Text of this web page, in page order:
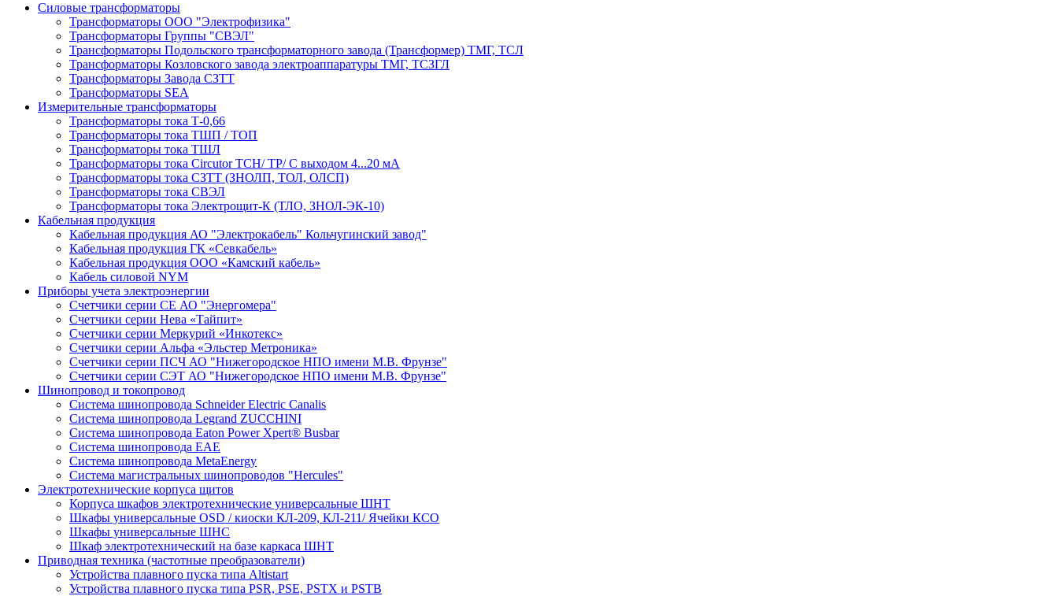
Силовые трансформаторы
Трансформаторы ООО "Электрофизика"
Трансформаторы Группы "СВЭЛ"
Трансформаторы Подольского трансформаторного завода (Трансформер) ТМГ, ТСЛ
Трансформаторы Козловского завода электроаппаратуры ТМГ, ТСЗГЛ
Трансформаторы Завода СЗТТ
Трансформаторы SEA
Измерительные трансформаторы
Трансформаторы тока Т-0,66
Трансформаторы тока ТШП / ТОП
Трансформаторы тока ТШЛ
Трансформаторы тока Circutor TCH/ TP/ С выходом 4...20 мА
Трансформаторы тока СЗТТ (ЗНОЛП, ТОЛ, ОЛСП)
Трансформаторы тока СВЭЛ
Трансформаторы тока Электрощит-К (ТЛО, ЗНОЛ-ЭК-10)
Кабельная продукция
Кабельная продукция АО "Электрокабель" Кольчугинский завод"
Кабельная продукция ГК «Севкабель»
Кабельная продукция ООО «Камский кабель»
Кабель силовой NYM
Приборы учета электроэнергии
Счетчики серии СЕ АО "Энергомера"
Счетчики серии Нева «Тайпит»
Счетчики серии Меркурий «Инкотекс»
Счетчики серии Альфа «Эльстер Метроника»
Счетчики серии ПСЧ АО "Нижегородское НПО имени М.В. Фрунзе"
Счетчики серии СЭТ АО "Нижегородское НПО имени М.В. Фрунзе"
Шинопровод и токопровод
Система шинопровода Schneider Electric Canalis
Система шинопровода Legrand ZUCCHINI
Система шинопровода Eaton Power Xpert® Busbar
Система шинопровода EAE
Система шинопровода MetaEnergy
Система магистральных шинопроводов "Hercules"
Электротехнические корпуса щитов
Корпуса шкафов электротехнические универсальные ШНТ
Шкафы универсальные OSD / киоски КЛ-209, КЛ-211/ Ячейки КСО
Шкафы универсальные ШНС
Шкаф электротехнический на базе каркаса ШНТ
Приводная техника (частотные преобразователи)
Устройства плавного пуска типа Altistart
Устройства плавного пуска типа PSR, PSE, PSTX и PSTB